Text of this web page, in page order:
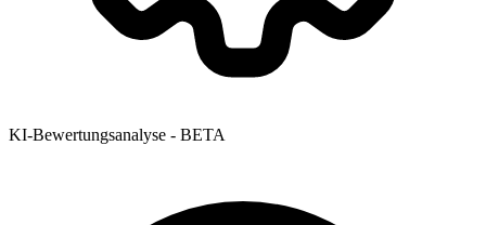
KI-Bewertungsanalyse - BETA